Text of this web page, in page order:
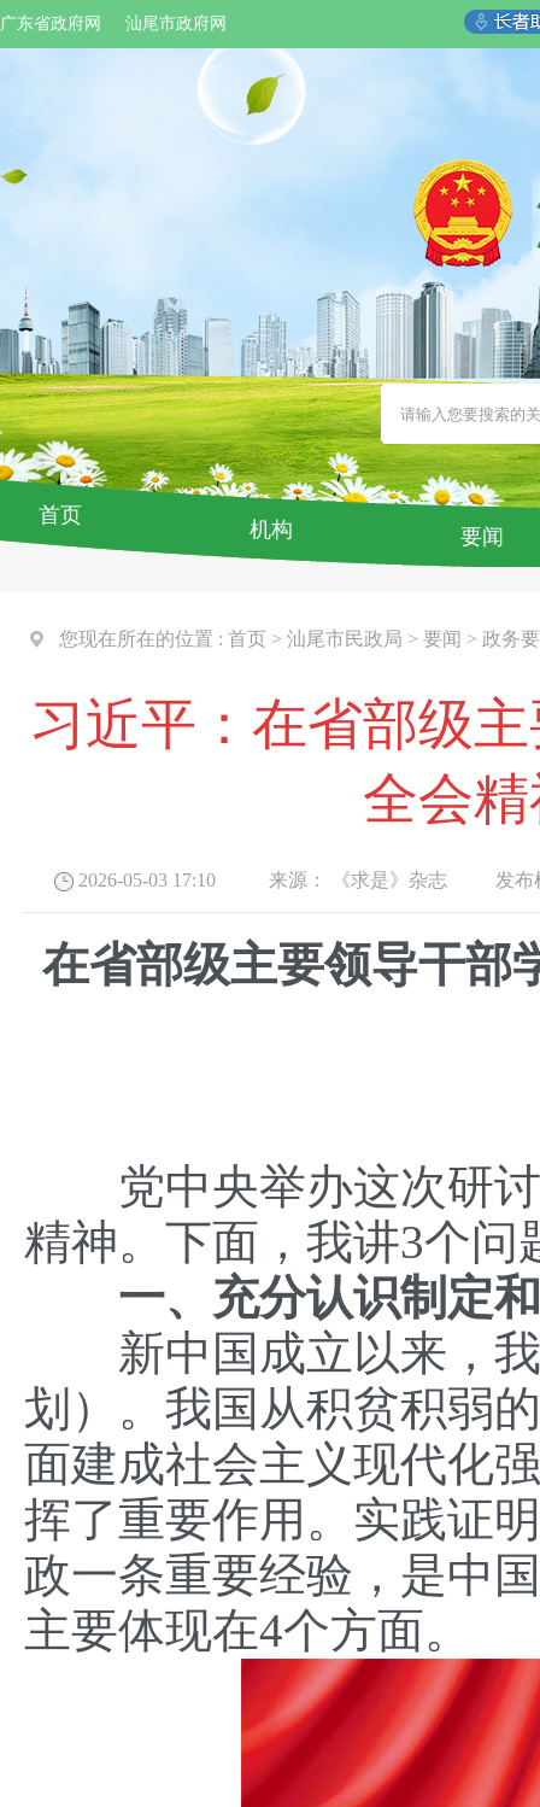
广东省政府网 汕尾市政府网
首页
机构 要闻
您现在所在的位置 : 首页 > 汕尾市民政局 > 要闻 > 政务
习近平：在省部级
全会
2026-05-03 17:10 来源： 《求是》杂志 发布
在省部级主要领导干部
党中央举办这次研讨
精神。下面，我讲3个问
一、充分认识制定
新中国成立以来，我
划）。我国从积贫积弱
面建成社会主义现代化
挥了重要作用。实践证
政一条重要经验，是中
主要体现在4个方面。